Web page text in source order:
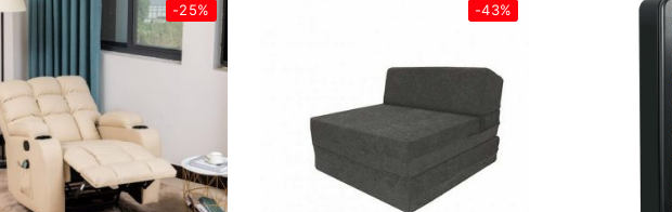
-43%
-25%